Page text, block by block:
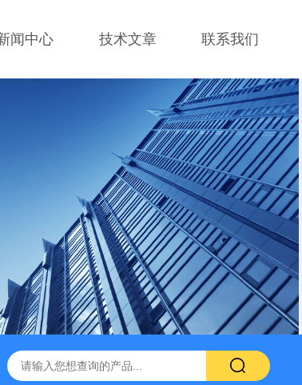
闻中心 技术文章 联系我们
德国FESTO气动 ORIENTALMOTOR东方马达